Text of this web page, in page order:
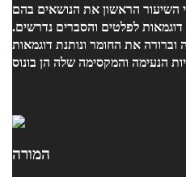
השיעור הראשון את הנושאים בהם
לפלטים והסברים נדרשים.
את החומר ונותנת דוגמאות
המורה